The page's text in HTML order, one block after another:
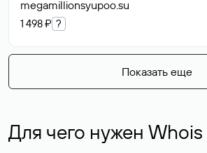
megamillionsyupoo.su
1 498 ₽ ?
Показать еще
Для чего нужен